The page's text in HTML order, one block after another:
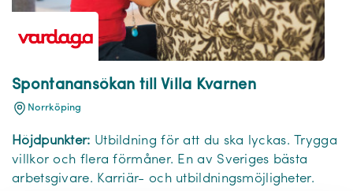
Spontanansökan till Villa Kvarnen
Norrköping
Höjdpunkter: Utbildning för att du ska lyckas. Trygga
villkor och flera förmåner. En av Sveriges bästa
arbetsgivare. Karriär- och utbildningsmöjligheter.